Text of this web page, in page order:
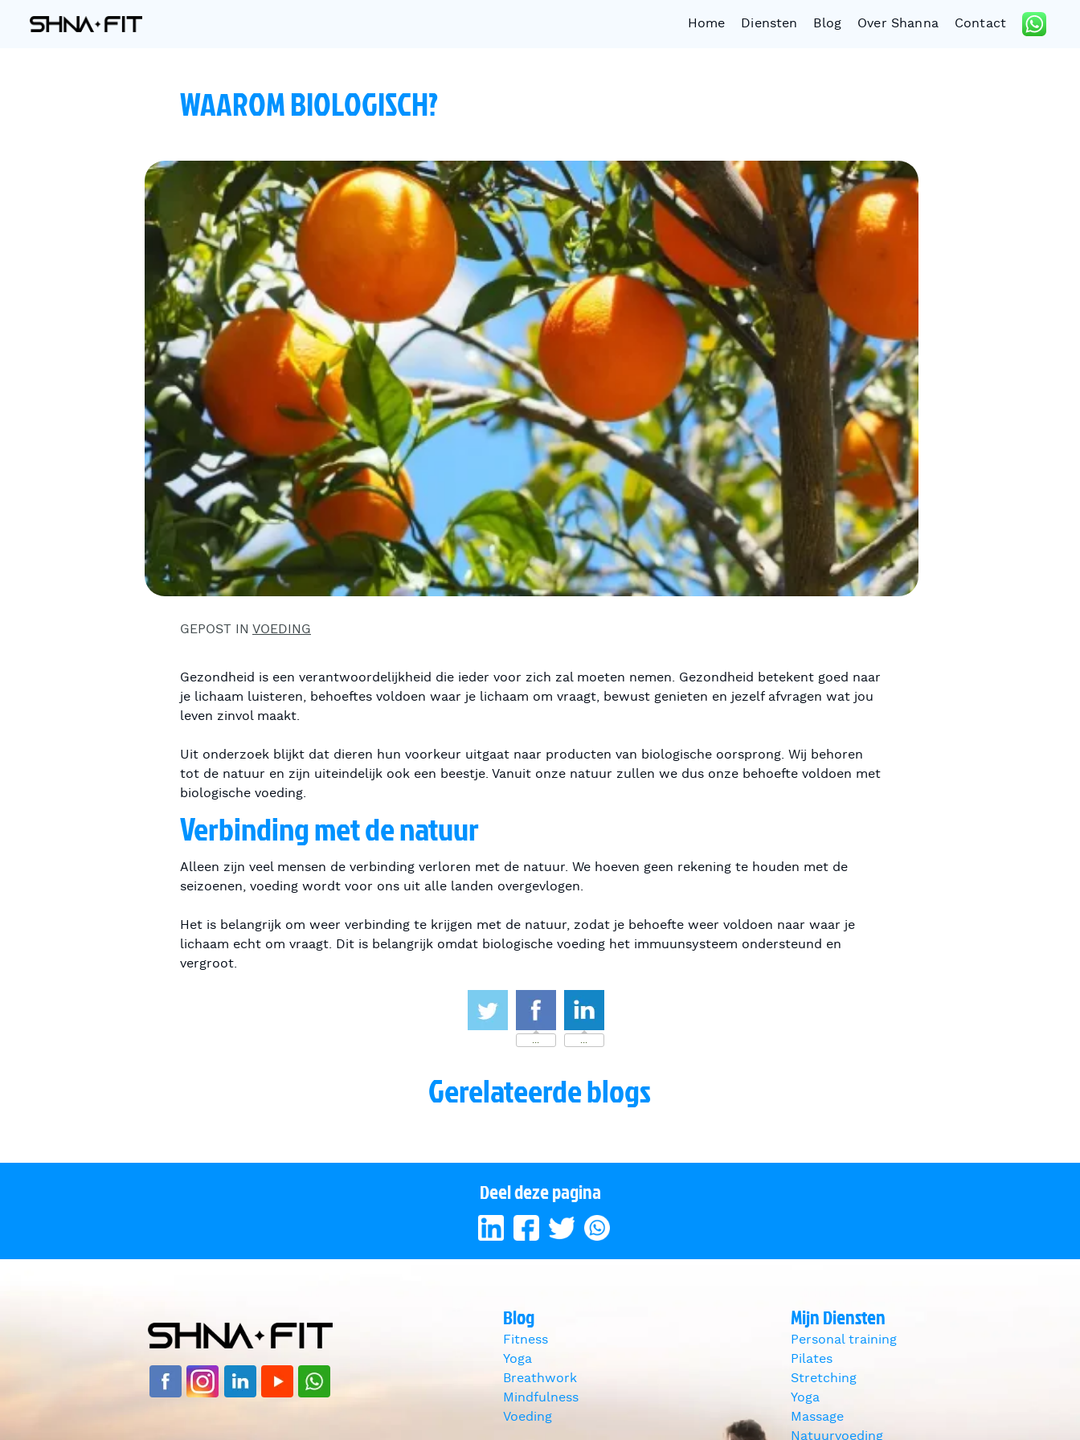
Home Diensten Blog Over Shanna Contact
WAAROM BIOLOGISCH?
GEPOST IN VOEDING
Gezondheid is een verantwoordelijkheid die ieder voor zich zal moeten nemen. Gezondheid betekent goed naar
je lichaam luisteren, behoeftes voldoen waar je lichaam om vraagt, bewust genieten en jezelf afvragen wat jou
leven zinvol maakt.
Uit onderzoek blijkt dat dieren hun voorkeur uitgaat naar producten van biologische oorsprong. Wij behoren
tot de natuur en zijn uiteindelijk ook een beestje. Vanuit onze natuur zullen we dus onze behoefte voldoen met
biologische voeding.
Verbinding met de natuur
Alleen zijn veel mensen de verbinding verloren met de natuur. We hoeven geen rekening te houden met de
seizoenen, voeding wordt voor ons uit alle landen overgevlogen.
Het is belangrijk om weer verbinding te krijgen met de natuur, zodat je behoefte weer voldoen naar waar je
lichaam echt om vraagt. Dit is belangrijk omdat biologische voeding het immuunsysteem ondersteund en
vergroot.
... ...
Gerelateerde blogs
Watermeloen zorgt voor beter
Deel deze pagina
Blog
Fitness
Yoga
Breathwork
Mindfulness
Voeding
Mijn Diensten
Personal training
Pilates
Stretching
Yoga
Massage
Natuurvoeding